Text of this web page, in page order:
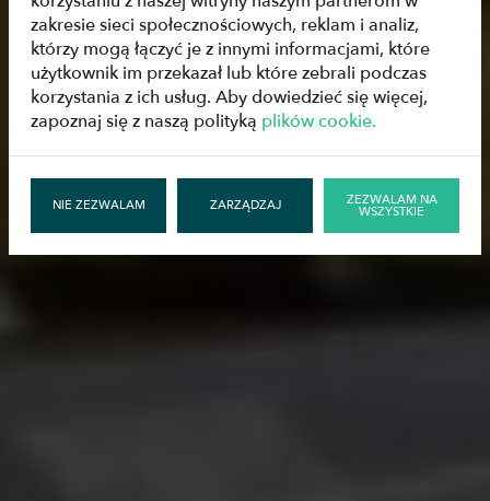
zakresie sieci społecznościowych, reklam i analiz,
którzy mogą łączyć je z innymi informacjami, które
użytkownik im przekazał lub które zebrali podczas
korzystania z ich usług. Aby dowiedzieć się więcej,
zapoznaj się z naszą polityką plików cookie.
NIE ZEZWALAM ZARZĄDZAJ ZEZWALAM NA
WSZYSTKIE